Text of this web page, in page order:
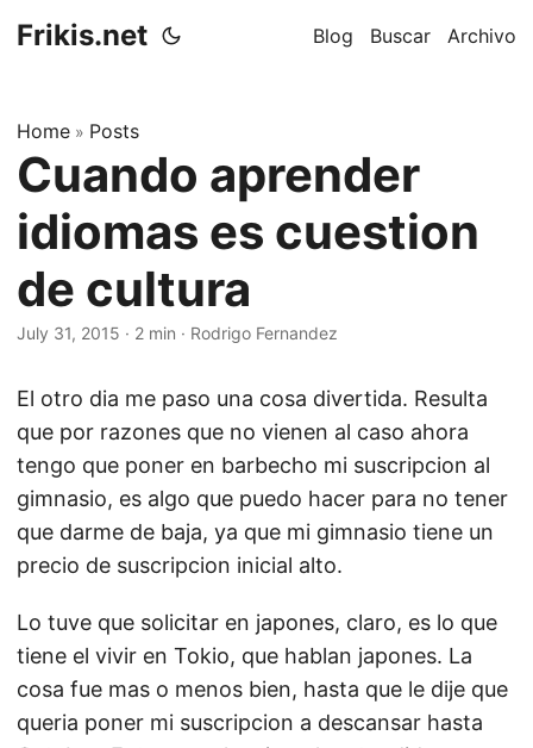
Frikis.net Blog Buscar Archivo
Home » Posts
Cuando aprender
idiomas es cuestion
de cultura
July 31, 2015 · 2 min · Rodrigo Fernandez
El otro dia me paso una cosa divertida. Resulta
que por razones que no vienen al caso ahora
tengo que poner en barbecho mi suscripcion al
gimnasio, es algo que puedo hacer para no tener
que darme de baja, ya que mi gimnasio tiene un
precio de suscripcion inicial alto.
Lo tuve que solicitar en japones, claro, es lo que
tiene el vivir en Tokio, que hablan japones. La
cosa fue mas o menos bien, hasta que le dije que
queria poner mi suscripcion a descansar hasta